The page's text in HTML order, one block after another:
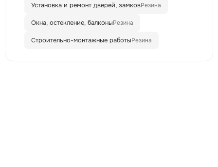
Установка и ремонт дверей, замковРезина
Окна, остекление, балконыРезина
Строительно-монтажные работыРезина